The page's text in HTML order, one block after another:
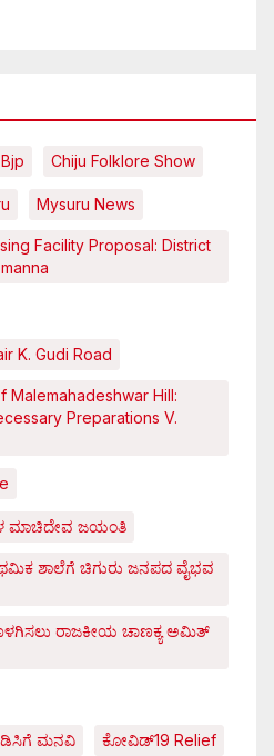
Bjp Chiju Folklore Show
Mysuru News
Facility Proposal: District
K. Gudi Road
Malemahadeshwar Hill:
Preparations V.
ಮಾಚಿದೇವ ಜಯಂತಿ
ಶಾಲೆಗೆ ಚಿಗುರು ಜನಪದ ವೈಭವ
ರಾಜಕೀಯ ಚಾಣಕ್ಯ ಅಮಿತ್
ಡಿಸಿಗೆ ಮನವಿ ಕೋವಿಡ್‌19 Relief